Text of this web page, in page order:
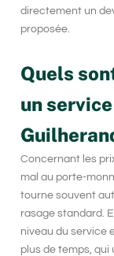
directement un
proposée.
Quels
un
Concernant les
mal au porte-
tourne souvent
rasage standard.
niveau du service
plus de temps, qui